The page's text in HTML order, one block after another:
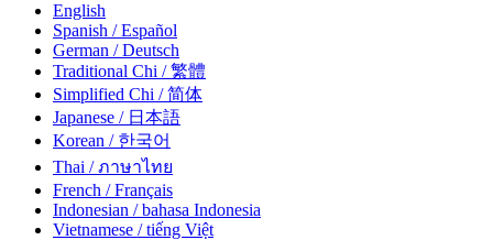
English
Spanish / Español
German / Deutsch
Traditional Chi / 繁體
Simplified Chi / 简体
Japanese / 日本語
Korean / 한국어
Thai / ภาษาไทย
French / Français
Indonesian / bahasa Indonesia
Vietnamese / tiếng Việt